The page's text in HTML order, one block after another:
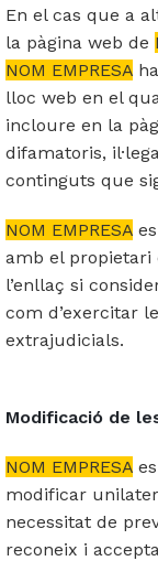
En el cas que a
la pàgina web de
NOM EMPRESA
lloc web en el
incloure en la
difamatoris,
continguts que
NOM EMPRESA
amb el propietari
l’enllaç si
com d’exercitar
extrajudicials.
Modificació de
NOM EMPRESA
modificar
necessitat de
reconeix i